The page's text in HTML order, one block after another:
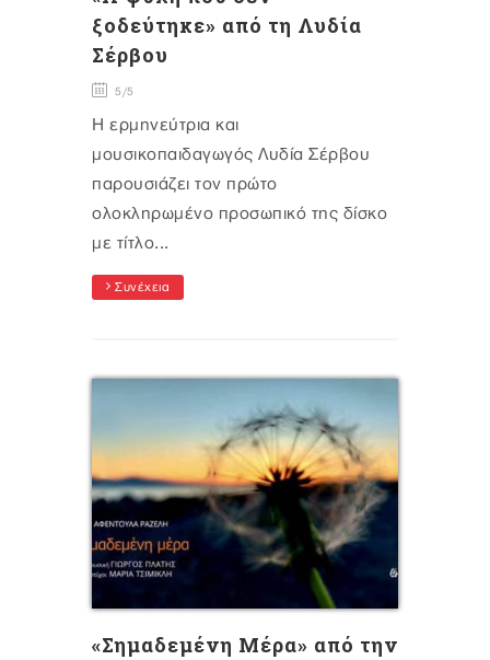
ξοδεύτηκε» από τη Λυδία
Σέρβου
5/5
Η ερμηνεύτρια και
μουσικοπαιδαγωγός Λυδία Σέρβου
παρουσιάζει τον πρώτο
ολοκληρωμένο προσωπικό της δίσκο
με τίτλο...
Συνέχεια
«Σημαδεμένη Μέρα» από την